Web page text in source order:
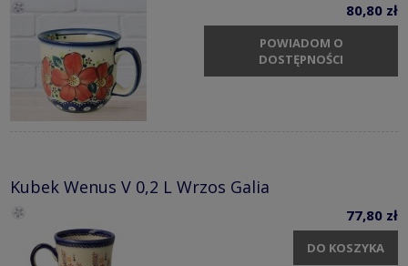
80,80 zł
POWIADOM O
DOSTĘPNOŚCI
Kubek Wenus V 0,2 L Wrzos Galia
77,80 zł
DO KOSZYKA